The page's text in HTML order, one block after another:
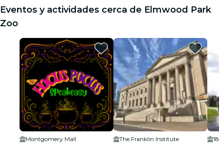
Eventos y actividades cerca de Elmwood Park
Zoo
Montgomery Mall
The Franklin Institute